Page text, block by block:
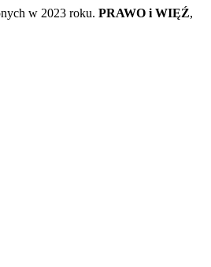
w 2023 roku. PRAWO i WIĘŹ,